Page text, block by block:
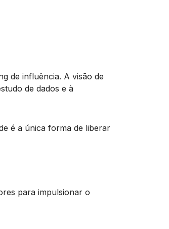
de influência. A visão de
de dados e à
é a única forma de liberar
para impulsionar o